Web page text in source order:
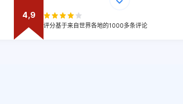
4,9
评分基于来自世界各地的1000多条评论